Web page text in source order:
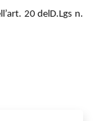
20 delD.Lgs n.